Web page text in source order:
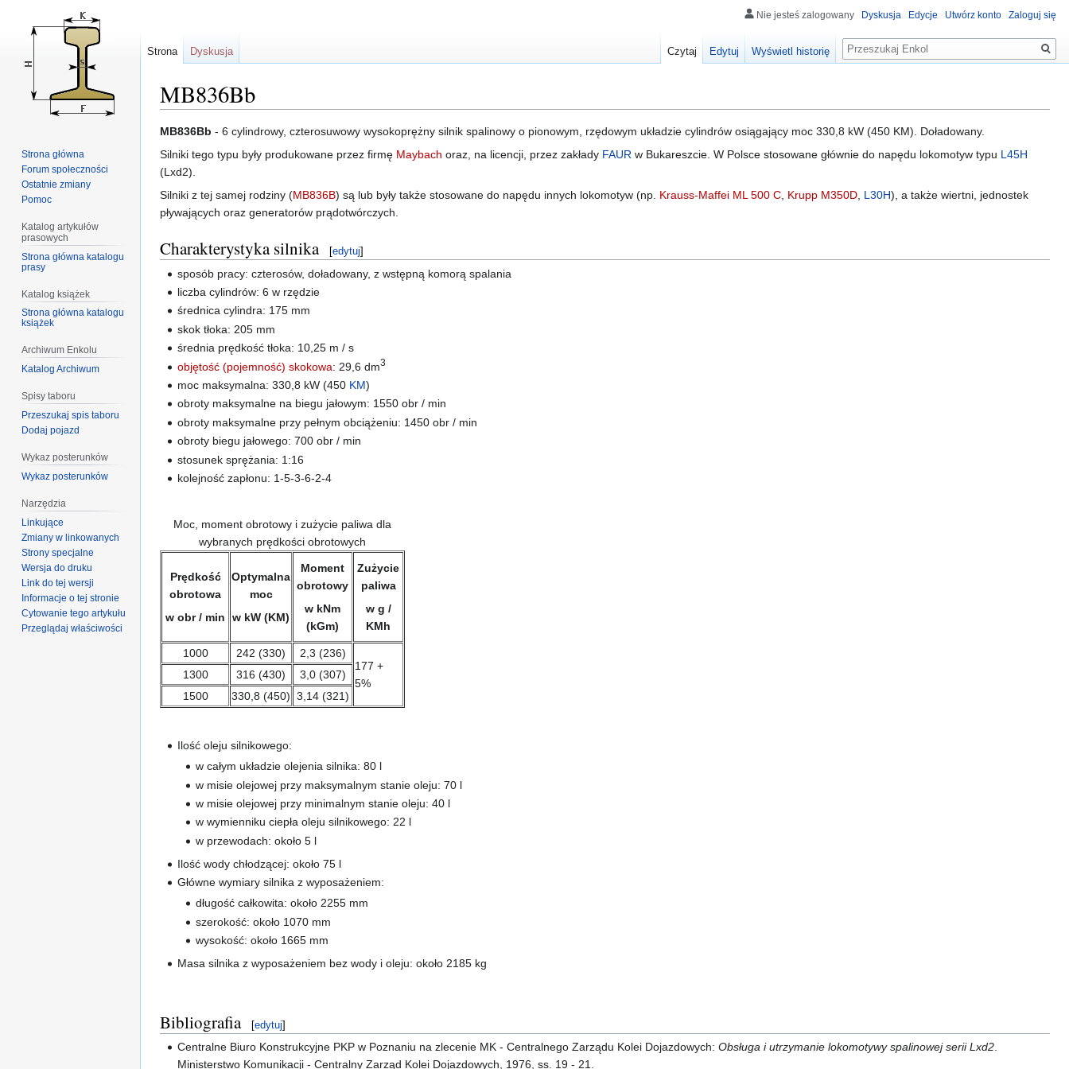
MB836Bb
Przejdź
do
nawigacji
Przejdź
do
wyszukiwania
MB836Bb - 6 cylindrowy, czterosuwowy wysokoprężny silnik spalinowy o pionowym, rzędowym układzie cylindrów osiągający moc 330,8 kW (450 KM). Doładowany.
Silniki tego typu były produkowane przez firmę Maybach oraz, na licencji, przez zakłady FAUR w Bukareszcie. W Polsce stosowane głównie do napędu lokomotyw typu L45H
(Lxd2).
Silniki z tej samej rodziny (MB836B) są lub były także stosowane do napędu innych lokomotyw (np. Krauss-Maffei ML 500 C, Krupp M350D, L30H), a także wiertni, jednostek
pływających oraz generatorów prądotwórczych.
Charakterystyka silnika [edytuj]
sposób pracy: czterosów, doładowany, z wstępną komorą spalania
liczba cylindrów: 6 w rzędzie
średnica cylindra: 175 mm
skok tłoka: 205 mm
średnia prędkość tłoka: 10,25 m / s
objętość (pojemność) skokowa: 29,6 dm3
moc maksymalna: 330,8 kW (450 KM)
obroty maksymalne na biegu jałowym: 1550 obr / min
obroty maksymalne przy pełnym obciążeniu: 1450 obr / min
obroty biegu jałowego: 700 obr / min
stosunek sprężania: 1:16
kolejność zapłonu: 1-5-3-6-2-4
Moc, moment obrotowy i zużycie paliwa dla
wybranych prędkości obrotowych
Prędkość
obrotowa
w obr / min
Optymalna
moc
w kW (KM)
Moment
obrotowy
w kNm
(kGm)
Zużycie
paliwa
w g /
KMh
1000 242 (330)
2,3 (236)
177 +
5%
1300 316 (430)
3,0 (307)
1500
330,8 (450) 3,14 (321)
Ilość oleju silnikowego:
w całym układzie olejenia silnika: 80 l
w misie olejowej przy maksymalnym stanie oleju: 70 l
w misie olejowej przy minimalnym stanie oleju: 40 l
w wymienniku ciepła oleju silnikowego: 22 l
w przewodach: około 5 l
Ilość wody chłodzącej: około 75 l
Główne wymiary silnika z wyposażeniem:
długość całkowita: około 2255 mm
szerokość: około 1070 mm
wysokość: około 1665 mm
Masa silnika z wyposażeniem bez wody i oleju: około 2185 kg
Bibliografia [edytuj]
Centralne Biuro Konstrukcyjne PKP w Poznaniu na zlecenie MK - Centralnego Zarządu Kolei Dojazdowych:Obsługa i utrzymanie lokomotywy spalinowej serii Lxd2.
Ministerstwo Komunikacji - Centralny Zarząd Kolei Dojazdowych, 1976, ss. 19 - 21.
Nie jesteś zalogowany Dyskusja Edycje Utwórz konto Zaloguj się
Strona Dyskusja Czytaj Edytuj Wyświetl historię
Szukaj
Strona główna
Forum społeczności
Ostatnie zmiany
Pomoc
Katalog artykułów
prasowych
Strona główna katalogu
prasy
Katalog książek
Strona główna katalogu
książek
Archiwum Enkolu
Katalog Archiwum
Spisy taboru
Przeszukaj spis taboru
Dodaj pojazd
Wykaz posterunków
Wykaz posterunków
Narzędzia
Linkujące
Zmiany w linkowanych
Strony specjalne
Wersja do druku
Link do tej wersji
Informacje o tej stronie
Cytowanie tego artykułu
Przeglądaj właściwości